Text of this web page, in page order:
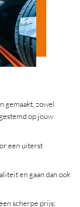
gemaakt, zowel
op jouw
een uiterst
en gaan dan ook
scherpe prijs;